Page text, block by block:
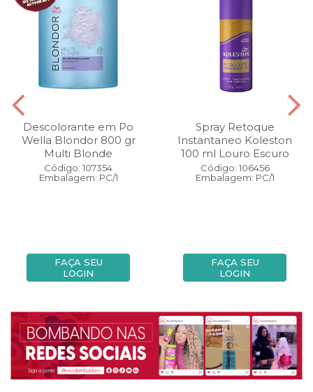
Descolorante em Po
Wella Blondor 800 gr
Multi Blonde
Código: 107354
Embalagem: PC/1
FAÇA SEU
LOGIN
Spray Retoque
Instantaneo Koleston
100 ml Louro Escuro
Código: 106456
Embalagem: PC/1
FAÇA SEU
LOGIN